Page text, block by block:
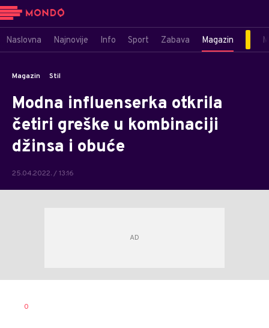
Naslovna Najnovije Info Sport Zabava Magazin
Magazin Stil
Modna influenserka otkrila
četiri greške u kombinaciji
džinsa i obuće
25.04.2022. / 13:16
AUTOR
0